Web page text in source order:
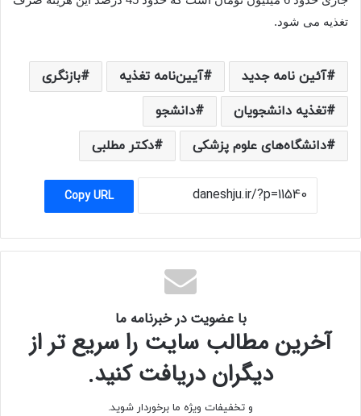
تغذیه می شود.
آئین نامه جدید آیین‌نامه تغذیه
بازنگری
تغذیه دانشجویان
دانشجو
دانشگاه‌های علوم پزشکی
دکتر مطلبی
Copy URL
با عضویت در خبرنامه ما
آخرین مطالب سایت را سریع تر از
دیگران دریافت کنید.
و تخفیفات ویژه ما برخوردار شوید.